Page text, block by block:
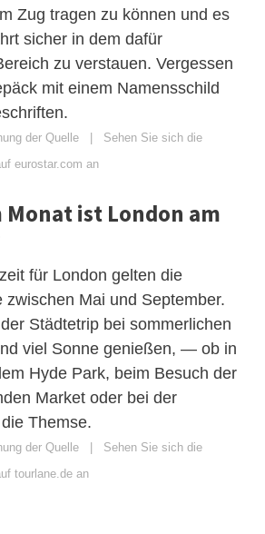
Zug tragen zu können und es
sicher in dem dafür
zu verstauen. Vergessen
mit einem Namensschild
der Quelle | Sehen Sie sich die
eurostar.com an
Monat ist London am
für London gelten die
zwischen Mai und September.
Städtetrip bei sommerlichen
viel Sonne genießen, — ob in
Hyde Park, beim Besuch der
Market oder bei der
Themse.
der Quelle | Sehen Sie sich die
tourlane.de an